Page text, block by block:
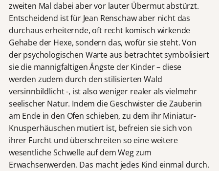
zweiten Mal dabei aber vor lauter Übermut abstürzt.
Entscheidend ist für Jean Renschaw aber nicht das
durchaus erheiternde, oft recht komisch wirkende
Gehabe der Hexe, sondern das, wofür sie steht. Von
der psychologischen Warte aus betrachtet symbolisiert
sie die mannigfaltigen Ängste der Kinder – diese
werden zudem durch den stilisierten Wald
versinnbildlicht -, ist also weniger realer als vielmehr
seelischer Natur. Indem die Geschwister die Zauberin
am Ende in den Ofen schieben, zu dem ihr Miniatur-
Knusperhäuschen mutiert ist, befreien sie sich von
ihrer Furcht und überschreiten so eine weitere
wesentliche Schwelle auf dem Weg zum
Erwachsenwerden. Das macht jedes Kind einmal durch.